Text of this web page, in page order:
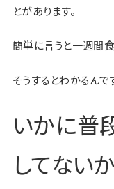
とがあります。
簡単に言うと一週間食
そうするとわかるんです
いかに普
してないか